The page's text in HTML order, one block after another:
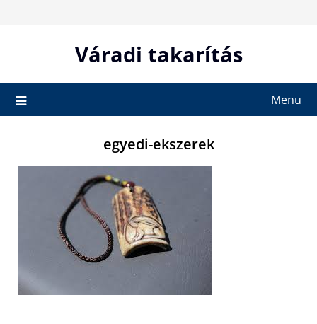
Váradi takarítás
Menu
egyedi-ekszerek